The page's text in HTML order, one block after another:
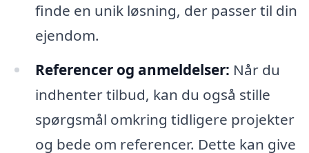
finde en unik løsning, der passer til din
ejendom.
Referencer og anmeldelser: Når du
indhenter tilbud, kan du også stille
spørgsmål omkring tidligere projekter
og bede om referencer. Dette kan give